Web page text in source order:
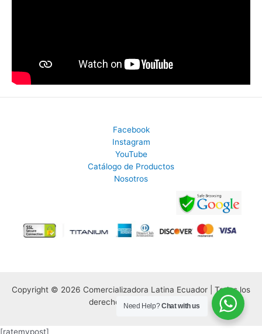
Facebook
Instagram
YouTube
Catálogo de Productos
Nosotros
Copyright © 2026 Comercializadora Latina Ecuador | Todos los
derechos Reservados.
Need Help?Chat with us
[ratemypost]